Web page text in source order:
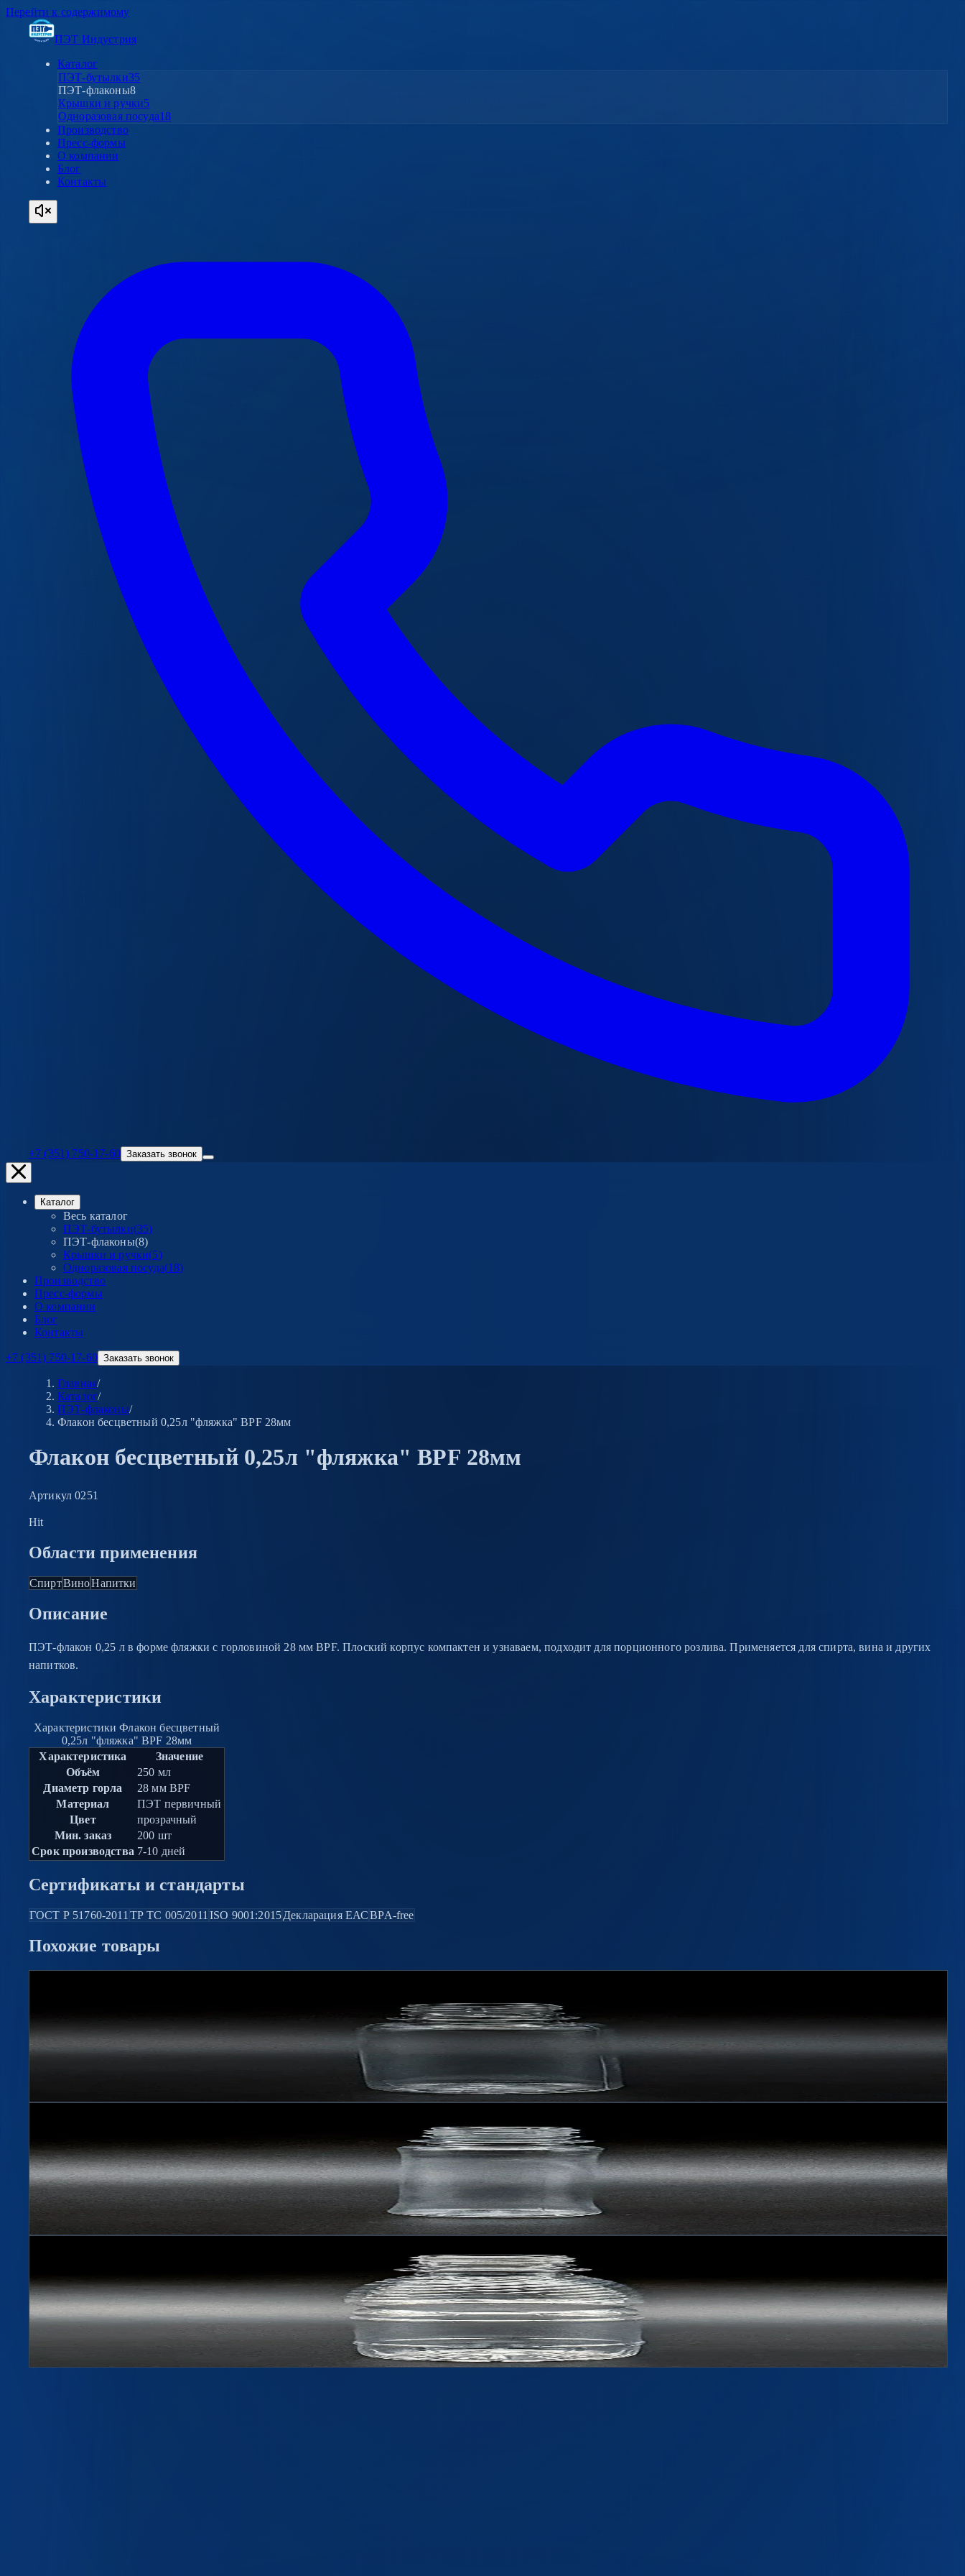
Перейти к содержимому
ПЭТ Индустрия
Каталог
ПЭТ-бутылки35
ПЭТ-флаконы8
Крышки и ручки5
Одноразовая посуда18
Производство
Пресс-формы
О компании
Блог
Контакты
+7 (351) 750-17-60 Заказать звонок
Каталог
Весь каталог
ПЭТ-бутылки(35)
ПЭТ-флаконы(8)
Крышки и ручки(5)
Одноразовая посуда(18)
Производство
Пресс-формы
О компании
Блог
Контакты
+7 (351) 750-17-60 Заказать звонок
Главная/
Каталог/
ПЭТ-флаконы/
Флакон бесцветный 0,25л "фляжка" BPF 28мм
Флакон бесцветный 0,25л "фляжка" BPF 28мм
Артикул0251
Hit
Области применения
СпиртВиноНапитки
Описание
ПЭТ-флакон 0,25 л в форме фляжки с горловиной 28 мм BPF. Плоский корпус компактен и узнаваем, подходит для порционного розлива. Применяется для спирта, вина и других
напитков.
Характеристики
Характеристики Флакон бесцветный
0,25л "фляжка" BPF 28мм
Характеристика
Значение
Объём
250 мл
Диаметр горла
28 мм BPF
Материал
ПЭТ первичный
Цвет
прозрачный
Мин. заказ
200 шт
Срок производства 7-10 дней
Сертификаты и стандарты
ГОСТ Р 51760-2011 ТР ТС 005/2011 ISO 9001:2015Декларация ЕАСBPA-free
Похожие товары
Артикул0101
Флакон бесцветный 0,07л PCO 1881
Артикул0071
70 мл, PCO 1881
Артикул0151